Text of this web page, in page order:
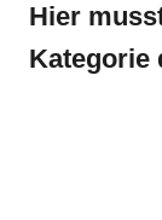
Hier
Kategorie